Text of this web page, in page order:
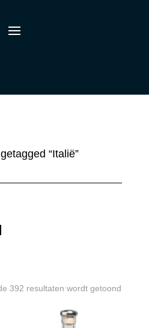
“Italië”
392 resultaten wordt getoond